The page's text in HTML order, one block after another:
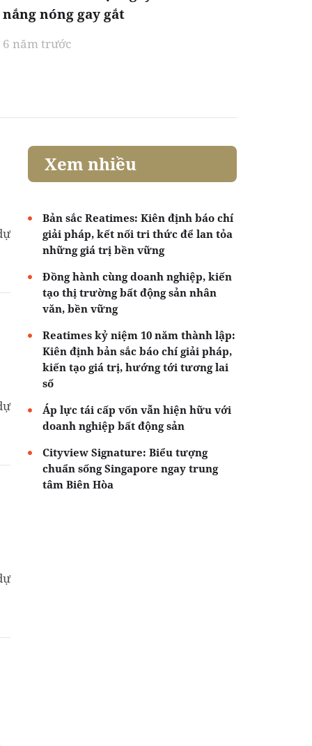
nắng nóng gay gắt
6 năm trước
Xem nhiều
Bản sắc Reatimes: Kiên định báo chí
giải pháp, kết nối tri thức để lan tỏa
những giá trị bền vững
Đồng hành cùng doanh nghiệp, kiến
tạo thị trường bất động sản nhân
văn, bền vững
Reatimes kỷ niệm 10 năm thành lập:
Kiên định bản sắc báo chí giải pháp,
kiến tạo giá trị, hướng tới tương lai
số
Áp lực tái cấp vốn vẫn hiện hữu với
doanh nghiệp bất động sản
Cityview Signature: Biểu tượng
chuẩn sống Singapore ngay trung
tâm Biên Hòa